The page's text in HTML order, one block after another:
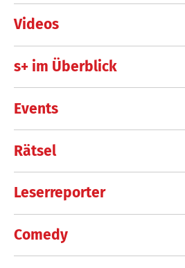
Videos
s+ im Überblick
Events
Rätsel
Leserreporter
Comedy